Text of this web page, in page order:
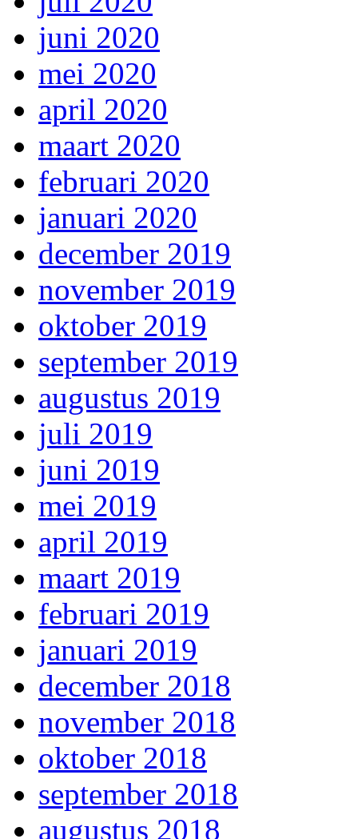
juni 2020
mei 2020
april 2020
maart 2020
februari 2020
januari 2020
december 2019
november 2019
oktober 2019
september 2019
augustus 2019
juli 2019
juni 2019
mei 2019
april 2019
maart 2019
februari 2019
januari 2019
december 2018
november 2018
oktober 2018
september 2018
augustus 2018